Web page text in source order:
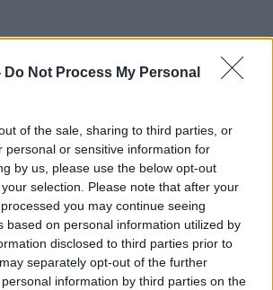
Do Not Process My Personal
of the sale, sharing to third parties, or
personal or sensitive information for
by us, please use the below opt-out
selection. Please note that after your
you may continue seeing
based on personal information utilized by
disclosed to third parties prior to
separately opt-out of the further
information by third parties on the